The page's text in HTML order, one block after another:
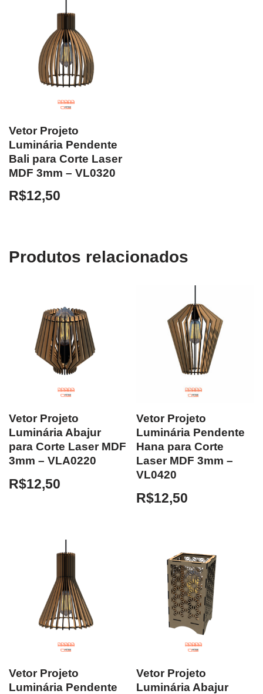
Vetor Projeto
Luminária Pendente
Bali para Corte Laser
MDF 3mm – VL0320
R$12,50
Produtos relacionados
Vetor Projeto
Luminária Abajur
para Corte Laser MDF
3mm – VLA0220
R$12,50
Vetor Projeto
Luminária Pendente
Hana para Corte
Laser MDF 3mm –
VL0420
R$12,50
Vetor Projeto
Luminária Pendente
Vetor Projeto
Luminária Abajur